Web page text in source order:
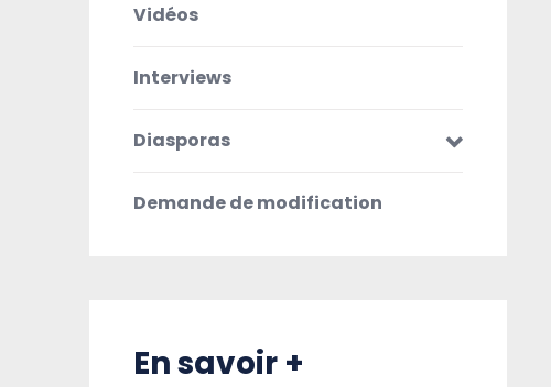
Vidéos
Interviews
Diasporas
Demande de modification
En savoir +